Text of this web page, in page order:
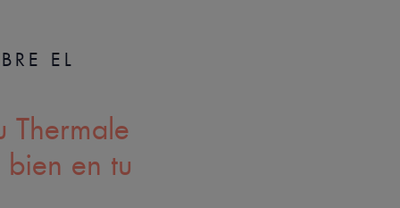
EL
Thermale
en tu